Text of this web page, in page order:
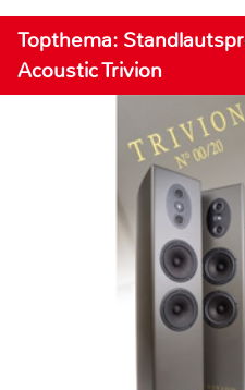
Topthema:
Acoustic Trivion